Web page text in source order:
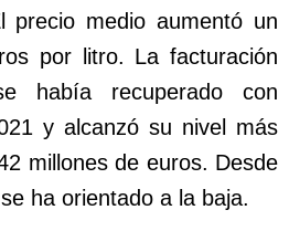
precio medio aumentó un
por litro. La facturación
había recuperado con
y alcanzó su nivel más
millones de euros. Desde
ha orientado a la baja.